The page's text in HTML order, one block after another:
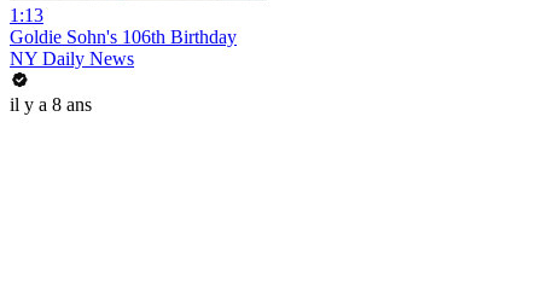
1:13
Goldie Sohn's 106th Birthday
NY Daily News
il y a 8 ans